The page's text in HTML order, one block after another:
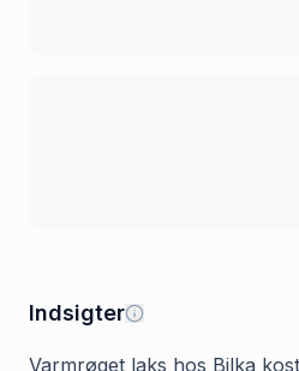
Indsigter
Varmrøget laks hos Bilka